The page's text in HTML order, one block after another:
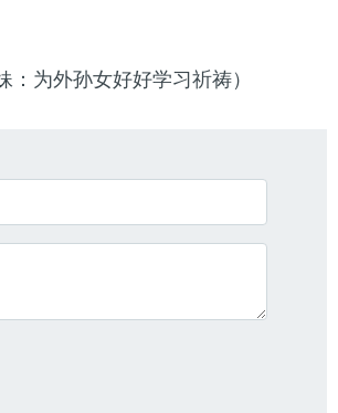
为外孙女好好学习祈祷）